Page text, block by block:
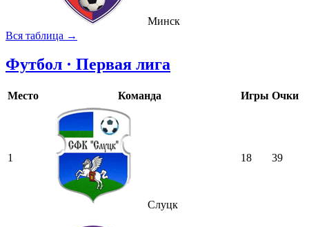
Минск
Вся таблица →
Футбол · Первая лига
Место Команда Игры Очки
1
Слуцк
18 39